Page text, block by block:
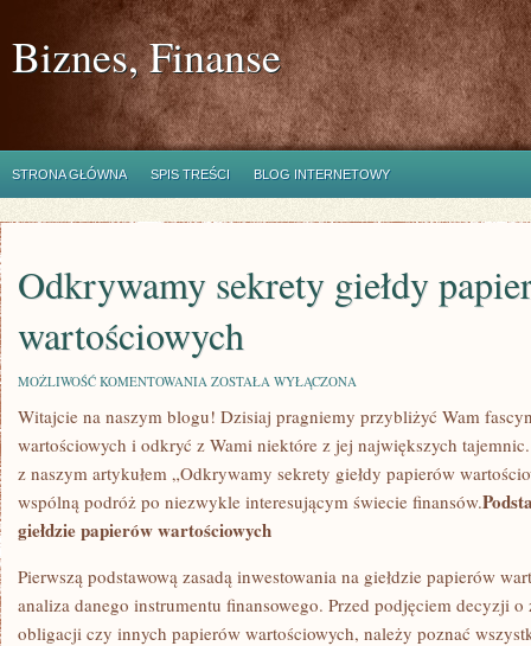
Biznes, Finanse
STRONA GŁÓWNA SPIS TREŚCI BLOG INTERNETOWY
Odkrywamy sekrety giełdy
wartościowych
MOŻLIWOŚĆ KOMENTOWANIA ODKRYWAMY
GIEŁDY
PAPIERÓW
WARTOŚCIOWYCH
ZOSTAŁA WYŁĄCZONA
Witajcie‌ na naszym blogu! Dzisiaj pragniemy przybliżyć Wam
wartościowych i odkryć z Wami niektóre z jej ​największych
⁣z naszym artykułem „Odkrywamy ⁢sekrety giełdy‌ papierów
wspólną ⁣podróż po niezwykle interesującym świecie finansów.
giełdzie papierów wartościowych
Pierwszą podstawową zasadą inwestowania na giełdzie papierów
analiza danego instrumentu finansowego. Przed podjęciem decyzji
obligacji ‍czy innych papierów wartościowych, należy poznać